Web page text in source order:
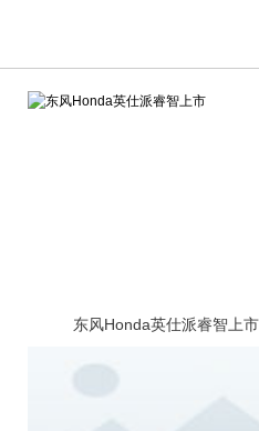
东风Honda英仕派睿智上市